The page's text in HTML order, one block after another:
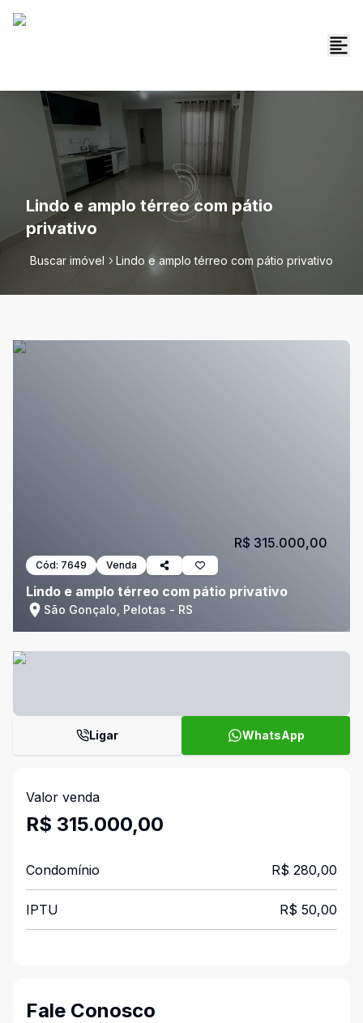
Lindo e amplo térreo com pátio
privativo
Buscar imóvel Lindo e amplo térreo com pátio privativo
Cód: 7649 Venda
Lindo e amplo térreo com pátio privativo
São Gonçalo, Pelotas - RS
R$ 315.000,00
Ligar WhatsApp
Valor venda
R$ 315.000,00
Condomínio R$ 280,00
IPTU R$ 50,00
Fale Conosco